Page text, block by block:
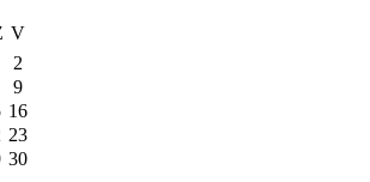
V
2
9
16
23
30